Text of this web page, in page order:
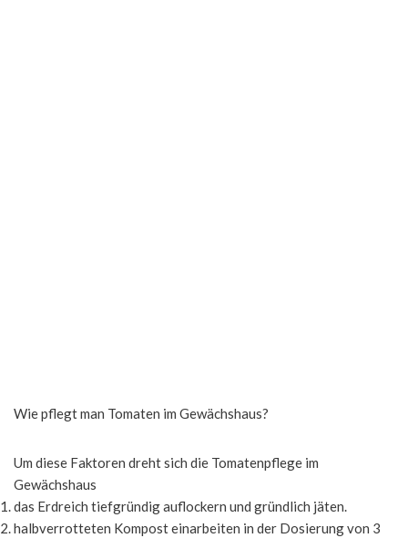
Wie pflegt man Tomaten im Gewächshaus?
Um diese Faktoren dreht sich die Tomatenpflege im
Gewächshaus
das Erdreich tiefgründig auflockern und gründlich jäten.
halbverrotteten Kompost einarbeiten in der Dosierung von 3